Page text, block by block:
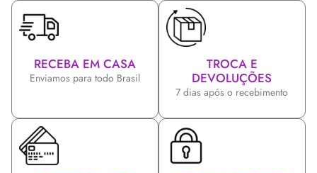
RECEBA EM CASA
Enviamos para todo Brasil
TROCA E
DEVOLUÇÕES
7 dias após o recebimento